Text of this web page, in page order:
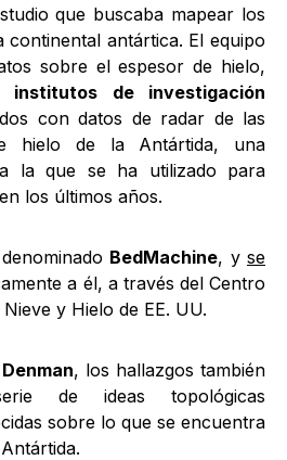
que buscaba mapear los
antártica. El equipo
sobre el espesor de hielo,
institutos de investigación
con datos de radar de las
hielo de la Antártida, una
la que se ha utilizado para
en los últimos años.
BedMachine, yse
a él, a través del Centro
y Hielo de EE. UU.
, los hallazgos también
de ideas topológicas
sobre lo que se encuentra